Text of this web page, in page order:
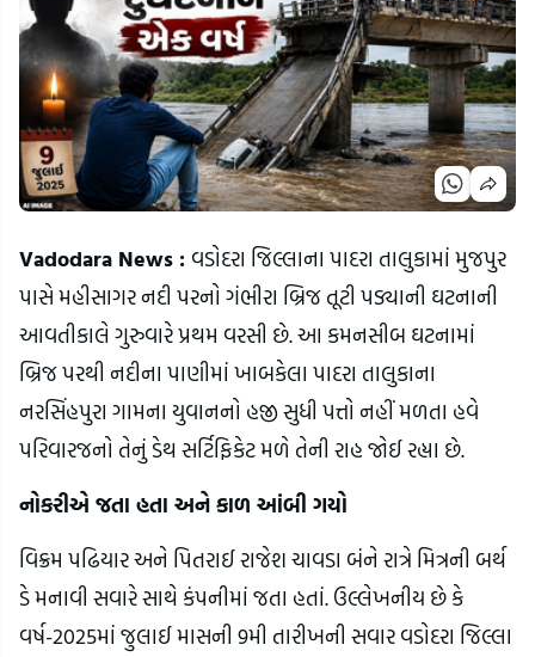
Vadodara News : વડોદરા જિલ્લાના પાદરા તાલુકામાં મુજપુર
પાસે મહીસાગર નદી પરનો ગંભીરા બ્રિજ તૂટી પડ્યાની ઘટનાની
આવતીકાલે ગુરુવારે પ્રથમ વરસી છે. આ કમનસીબ ઘટનામાં
બ્રિજ પરથી નદીના પાણીમાં ખાબકેલા પાદરા તાલુકાના
નરસિંહપુરા ગામના યુવાનનો હજી સુધી પત્તો નહીં મળતા હવે
પરિવારજનો તેનું ડેથ સર્ટિફિકેટ મળે તેની રાહ જોઈ રહ્યા છે.
નોકરીએ જતા હતા અને કાળ આંબી ગયો
વિક્રમ પઢિયાર અને પિતરાઈ રાજેશ ચાવડા બંને રાત્રે મિત્રની બર્થ
ડે મનાવી સવારે સાથે કંપનીમાં જતા હતાં. ઉલ્લેખનીય છે કે
વર્ષ-2025માં જુલાઈ માસની 9મી તારીખની સવાર વડોદરા જિલ્લા